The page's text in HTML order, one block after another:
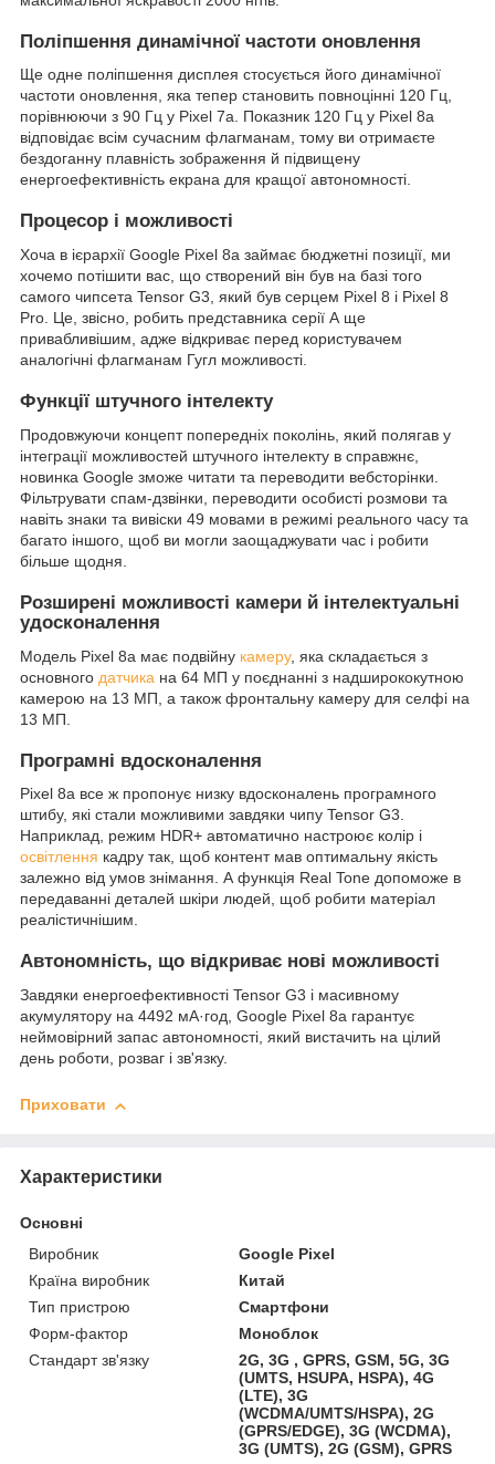
Поліпшення динамічної частоти оновлення
Ще одне поліпшення дисплея стосується його динамічної
частоти оновлення, яка тепер становить повноцінні 120 Гц,
порівнюючи з 90 Гц у Pixel 7a. Показник 120 Гц у Pixel 8a
відповідає всім сучасним флагманам, тому ви отримаєте
бездоганну плавність зображення й підвищену
енергоефективність екрана для кращої автономності.
Процесор і можливості
Хоча в ієрархії Google Pixel 8a займає бюджетні позиції, ми
хочемо потішити вас, що створений він був на базі того
самого чипсета Tensor G3, який був серцем Pixel 8 і Pixel 8
Pro. Це, звісно, робить представника серії А ще
привабливішим, адже відкриває перед користувачем
аналогічні флагманам Гугл можливості.
Функції штучного інтелекту
Продовжуючи концепт попередніх поколінь, який полягав у
інтеграції можливостей штучного інтелекту в справжнє,
новинка Google зможе читати та переводити вебсторінки.
Фільтрувати спам-дзвінки, переводити особисті розмови та
навіть знаки та вивіски 49 мовами в режимі реального часу та
багато іншого, щоб ви могли заощаджувати час і робити
більше щодня.
Розширені можливості камери й інтелектуальні
удосконалення
Модель Pixel 8a має подвійну камеру, яка складається з
основного датчика на 64 МП у поєднанні з надширококутною
камерою на 13 МП, а також фронтальну камеру для селфі на
13 МП.
Програмні вдосконалення
Pixel 8a все ж пропонує низку вдосконалень програмного
штибу, які стали можливими завдяки чипу Tensor G3.
Наприклад, режим HDR+ автоматично настроює колір і
освітлення кадру так, щоб контент мав оптимальну якість
залежно від умов знімання. А функція Real Tone допоможе в
передаванні деталей шкіри людей, щоб робити матеріал
реалістичнішим.
Автономність, що відкриває нові можливості
Завдяки енергоефективності Tensor G3 і масивному
акумулятору на 4492 мА·год, Google Pixel 8a гарантує
неймовірний запас автономності, який вистачить на цілий
день роботи, розваг і зв'язку.
Приховати
Характеристики
Основні
Виробник
Google Pixel
Країна виробник
Китай
Тип пристрою
Смартфони
Форм-фактор
Моноблок
Стандарт зв'язку
2G, 3G , GPRS, GSM, 5G, 3G
(UMTS, HSUPA, HSPA), 4G
(LTE), 3G
(WCDMA/UMTS/HSPA), 2G
(GPRS/EDGE), 3G (WCDMA),
3G (UMTS), 2G (GSM), GPRS